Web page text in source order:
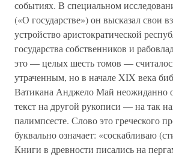
событиях. В специальном
(«О государстве») он высказал свои
устройство аристократической
государства собственников и
это — целых шесть томов —
утраченным, но в начале XIX века
Ватикана Анджело Май неожиданно
текст на другой рукописи — на так
палимпсесте. Слово это греческого
буквально означает: «соскабливаю
Книги в древности писались на